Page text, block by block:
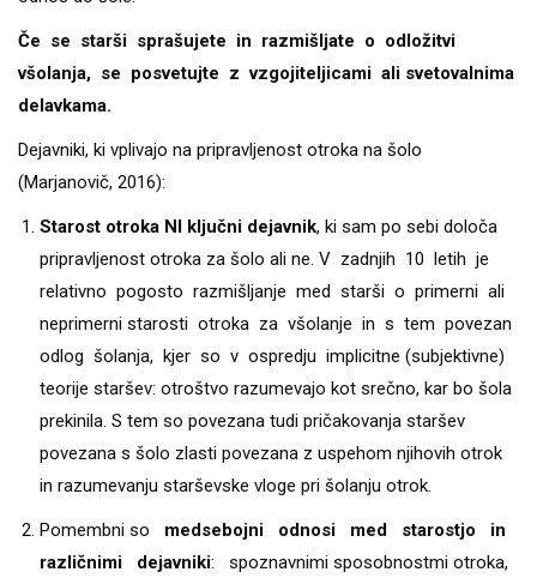
Če se starši sprašujete in razmišljate o odložitvi
všolanja, se posvetujte z vzgojiteljicami ali svetovalnima
delavkama.
Dejavniki, ki vplivajo na pripravljenost otroka na šolo
(Marjanovič, 2016):
Starost otroka NI ključni dejavnik, ki sam po sebi določa
pripravljenost otroka za šolo ali ne. V zadnjih 10 letih je
relativno pogosto razmišljanje med starši o primerni ali
neprimerni starosti otroka za všolanje in s tem povezan
odlog šolanja, kjer so v ospredju implicitne (subjektivne)
teorije staršev: otroštvo razumevajo kot srečno, kar bo šola
prekinila. S tem so povezana tudi pričakovanja staršev
povezana s šolo zlasti povezana z uspehom njihovih otrok
in razumevanju starševske vloge pri šolanju otrok.
Pomembni so medsebojni odnosi med starostjo in
različnimi dejavniki: spoznavnimi sposobnostmi otroka,